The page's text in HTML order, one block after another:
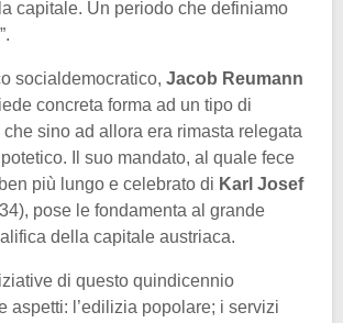
capitale. Un periodo che definiamo
socialdemocratico, Jacob Reumann
concreta forma ad un tipo di
sino ad allora era rimasta relegata
Il suo mandato, al quale fece
più lungo e celebrato di Karl Josef
pose le fondamenta al grande
della capitale austriaca.
di questo quindicennio
aspetti: l’edilizia popolare; i servizi